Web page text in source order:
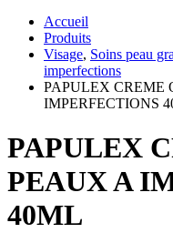
Accueil
Produits
Visage, Soins peau
imperfections
PAPULEX CREME
IMPERFECTIONS
PAPULEX
PEAUX A
40ML